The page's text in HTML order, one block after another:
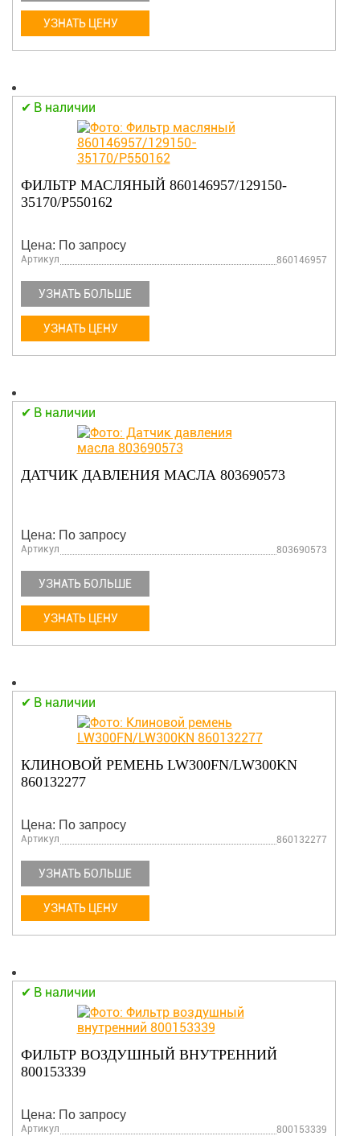
УЗНАТЬ ЦЕНУ
В наличии
ФИЛЬТР МАСЛЯНЫЙ 860146957/129150-
35170/P550162
Цена: По запросу
Артикул 860146957
УЗНАТЬ БОЛЬШЕ
УЗНАТЬ ЦЕНУ
В наличии
ДАТЧИК ДАВЛЕНИЯ МАСЛА 803690573
Цена: По запросу
Артикул 803690573
УЗНАТЬ БОЛЬШЕ
УЗНАТЬ ЦЕНУ
В наличии
КЛИНОВОЙ РЕМЕНЬ LW300FN/LW300KN
860132277
Цена: По запросу
Артикул 860132277
УЗНАТЬ БОЛЬШЕ
УЗНАТЬ ЦЕНУ
В наличии
ФИЛЬТР ВОЗДУШНЫЙ ВНУТРЕННИЙ
800153339
Цена: По запросу
Артикул 800153339